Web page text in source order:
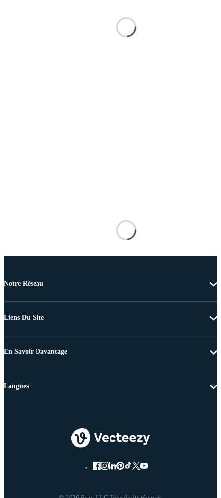
Notre Réseau
Liens Du Site
En Savoir Davantage
Langues